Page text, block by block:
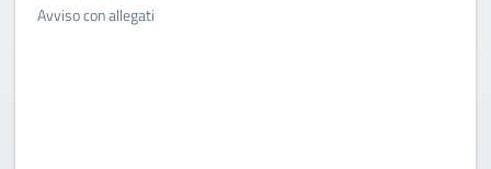
Avviso con allegati